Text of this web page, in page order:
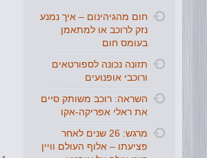
חום מהגיהינום – איך נמנע
נזק לרוכב או למתאמן
בעומס חום
תזונה נכונה לספורטאים
ורוכבי אופנועים
השראה: רוכב משותק סיים
את ראלי אפריקה-אקו
מרגש: 26 שנים לאחר
פציעתו – אלוף העולם וויין